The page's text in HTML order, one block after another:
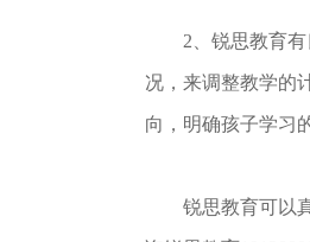
2、锐思教育有良
况，来调整教学的
向，明确孩子学习
锐思教育可以真